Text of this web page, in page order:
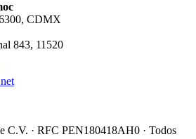
CDMX
843, 11520
C.V. · RFC PEN180418AH0 · Todos